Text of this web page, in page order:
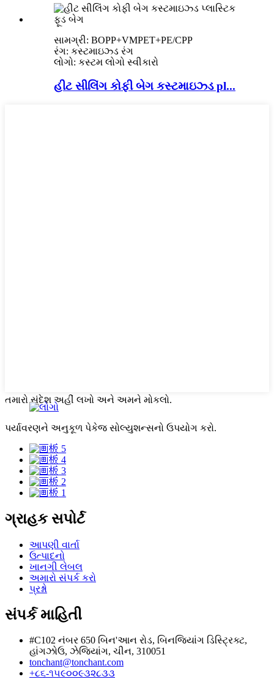
સામગ્રી: BOPP+VMPET+PE/CPP
રંગ: કસ્ટમાઇઝ્ડ રંગ
લોગો: કસ્ટમ લોગો સ્વીકારો
હીટ સીલિંગ કોફી બેગ કસ્ટમાઇઝ્ડ pl...
તમારો સંદેશ અહીં લખો અને અમને મોકલો.
પર્યાવરણને અનુકૂળ પેકેજ સોલ્યુશન્સનો ઉપયોગ કરો.
ગ્રાહક સપોર્ટ
આપણી વાર્તા
ઉત્પાદનો
ખાનગી લેબલ
અમારો સંપર્ક કરો
પ્રશ્નો
સંપર્ક માહિતી
#C102 નંબર 650 બિન'આન રોડ, બિનજિયાંગ ડિસ્ટ્રિક્ટ,
હાંગઝોઉ, ઝેજિયાંગ, ચીન, 310051
tonchant@tonchant.com
+૮૬-૧૫૯૦૦૯૩૨૮૩૩